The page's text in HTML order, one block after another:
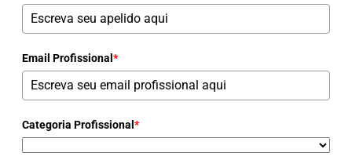
Email Profissional *
Categoria Profissional *